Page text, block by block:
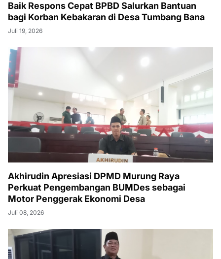
Baik Respons Cepat BPBD Salurkan Bantuan
bagi Korban Kebakaran di Desa Tumbang Bana
Juli 19, 2026
Akhirudin Apresiasi DPMD Murung Raya
Perkuat Pengembangan BUMDes sebagai
Motor Penggerak Ekonomi Desa
Juli 08, 2026